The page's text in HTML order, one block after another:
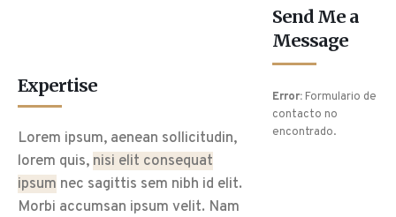
Expertise
Lorem ipsum, aenean sollicitudin,
lorem quis, nisi elit consequat
ipsum nec sagittis sem nibh id elit.
Morbi accumsan ipsum velit. Nam
Send Me a
Message
Error:Formulario de
contacto no
encontrado.